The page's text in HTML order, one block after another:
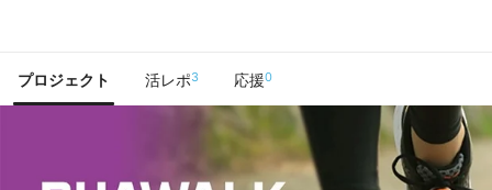
プロジェクト 活レポ3 応援0